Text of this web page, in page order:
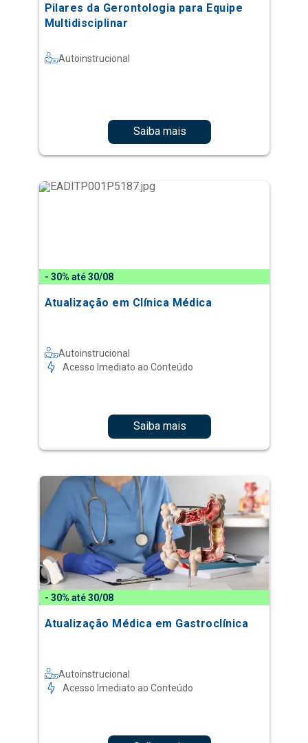
Pilares da Gerontologia para Equipe
Multidisciplinar
Autoinstrucional
Saiba mais
- 30% até 30/08
Atualização em Clínica Médica
Autoinstrucional
Acesso Imediato ao Conteúdo
Saiba mais
- 30% até 30/08
Atualização Médica em Gastroclínica
Autoinstrucional
Acesso Imediato ao Conteúdo